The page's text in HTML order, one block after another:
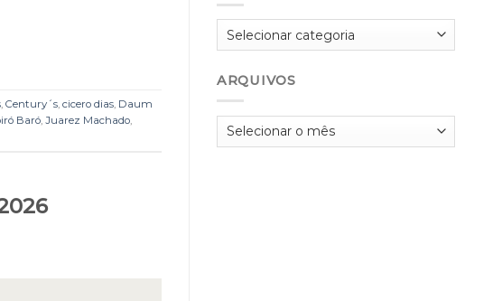
Century´s cicero dias Daum
Baró Juarez Machado
Categorias
ARQUIVOS
Arquivos